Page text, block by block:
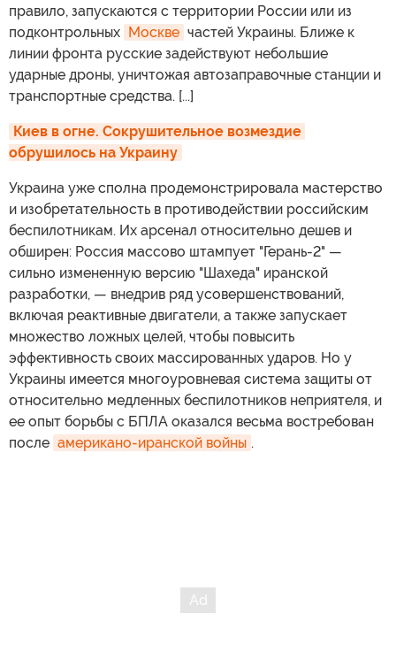
правило, запускаются с территории России или из
подконтрольных Москве частей Украины. Ближе к
линии фронта русские задействуют небольшие
ударные дроны, уничтожая автозаправочные станции и
транспортные средства. [...]
Киев в огне. Сокрушительное возмездие
обрушилось на Украину
Украина уже сполна продемонстрировала мастерство
и изобретательность в противодействии российским
беспилотникам. Их арсенал относительно дешев и
обширен: Россия массово штампует "Герань-2" —
сильно измененную версию "Шахеда" иранской
разработки, — внедрив ряд усовершенствований,
включая реактивные двигатели, а также запускает
множество ложных целей, чтобы повысить
эффективность своих массированных ударов. Но у
Украины имеется многоуровневая система защиты от
относительно медленных беспилотников неприятеля, и
ее опыт борьбы с БПЛА оказался весьма востребован
после американо-иранской войны .